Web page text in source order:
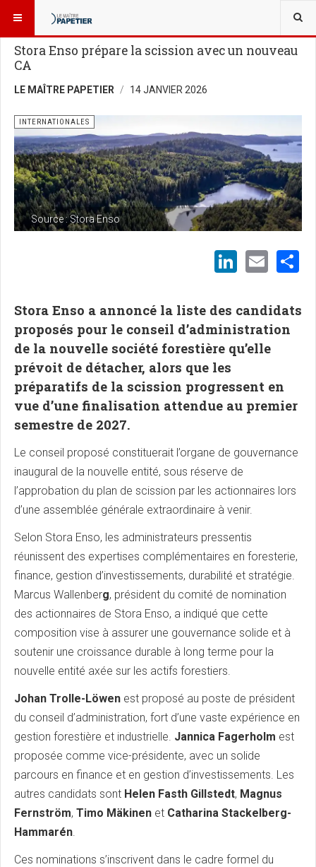
VOUS ÊTES ICI :
Stora Enso prépare la scission avec un nouveau
CA
LE MAÎTRE PAPETIER 14 JANVIER 2026
Source : Stora Enso
INTERNATIONALES
Stora Enso a annoncé la liste des candidats
proposés pour le conseil d’administration
de la nouvelle société forestière qu’elle
prévoit de détacher, alors que les
préparatifs de la scission progressent en
vue d’une finalisation attendue au premier
semestre de 2027.
Le conseil proposé constituerait l’organe de gouvernance
inaugural de la nouvelle entité, sous réserve de
l’approbation du plan de scission par les actionnaires lors
d’une assemblée générale extraordinaire à venir.
Selon Stora Enso, les administrateurs pressentis
réunissent des expertises complémentaires en foresterie,
finance, gestion d’investissements, durabilité et stratégie.
Marcus Wallenberg, président du comité de nomination
des actionnaires de Stora Enso, a indiqué que cette
composition vise à assurer une gouvernance solide et à
soutenir une croissance durable à long terme pour la
nouvelle entité axée sur les actifs forestiers.
Johan Trolle-Löwen est proposé au poste de président
du conseil d’administration, fort d’une vaste expérience en
gestion forestière et industrielle. Jannica Fagerholm est
proposée comme vice-présidente, avec un solide
parcours en finance et en gestion d’investissements. Les
autres candidats sont Helen Fasth Gillstedt, Magnus
Fernström, Timo Mäkinen et Catharina Stackelberg-
Hammarén
Ces nominations s’inscrivent dans le cadre formel du